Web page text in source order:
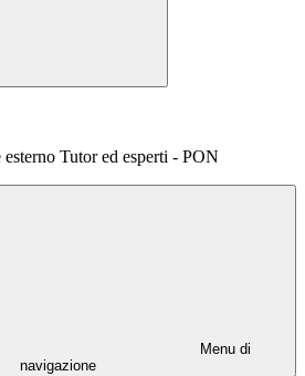
esterno Tutor ed esperti - PON
Menu di
navigazione